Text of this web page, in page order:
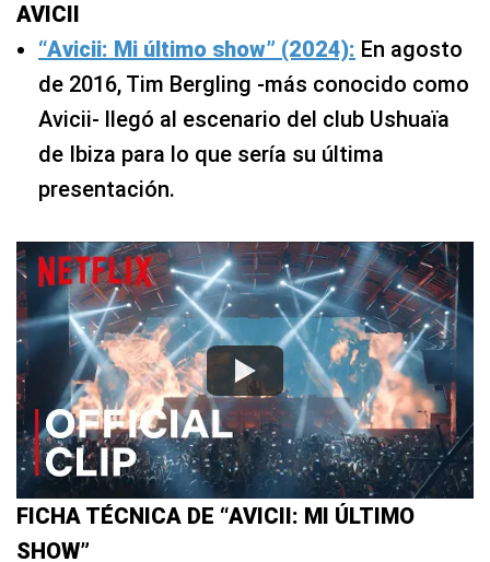
AVICII
“Avicii: Mi último show” (2024): En agosto
de 2016, Tim Bergling -más conocido como
Avicii- llegó al escenario del club Ushuaïa
de Ibiza para lo que sería su última
presentación.
FICHA TÉCNICA DE “AVICII: MI ÚLTIMO
SHOW”